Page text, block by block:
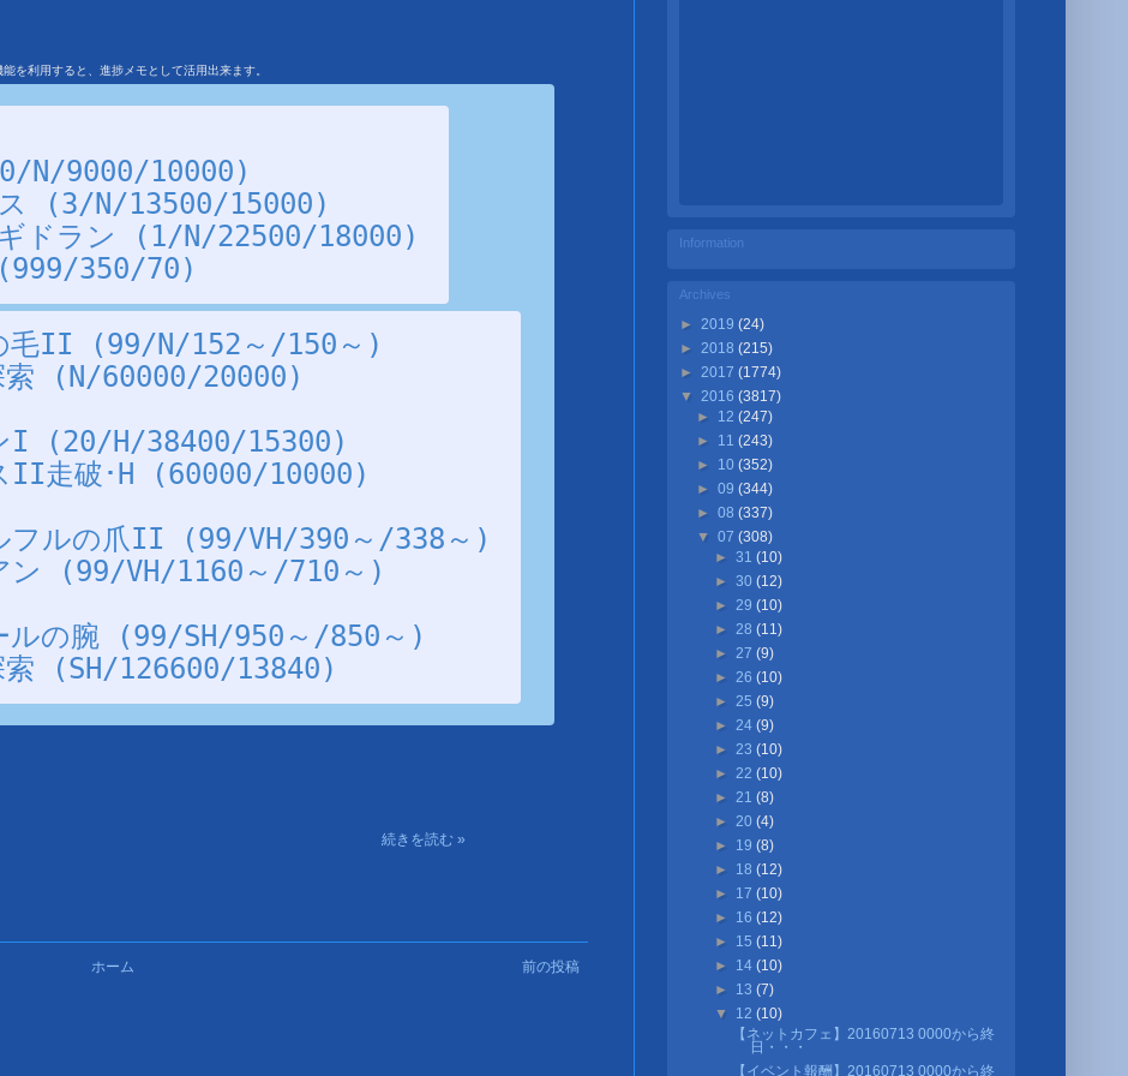
利用すると、進捗メモとして活用出来ます。
N/9000/10000)
ス (3/N/13500/15000)
ドラン (1/N/22500/18000)
350/70)
毛II (99/N/152～/150～)
索 (N/60000/20000)
I (20/H/38400/15300)
II走破･H (60000/10000)
フルの爪II (99/VH/390～/338～)
ン (99/VH/1160～/710～)
ルの腕 (99/SH/950～/850～)
索 (SH/126600/13840)
続きを読む »
前の投稿
ホーム
Information
Archives
► 2019 (24)
► 2018 (215)
► 2017 (1774)
▼ 2016 (3817)
► 12(247)
► 11(243)
► 10(352)
►09(344)
►08(337)
▼07(308)
► 31 (10)
► 30 (12)
► 29 (10)
► 28 (11)
► 27 (9)
► 26 (10)
► 25 (9)
► 24 (9)
► 23 (10)
► 22 (10)
► 21 (8)
► 20 (4)
► 19 (8)
► 18 (12)
► 17 (10)
► 16 (12)
► 15 (11)
► 14 (10)
► 13 (7)
▼ 12 (10)
【ネットカフェ】20160713 0000から終
日・・・
【イベント報酬】20160713 0000から終